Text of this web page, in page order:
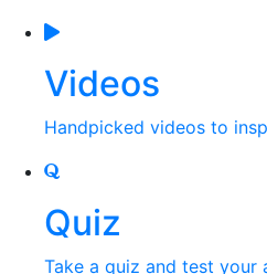
Videos
Handpicked videos to
Quiz
Take a quiz and test your